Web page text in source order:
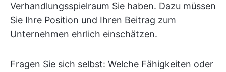
Verhandlungsspielraum Sie haben. Dazu müssen
Sie Ihre Position und Ihren Beitrag zum
Unternehmen ehrlich einschätzen.
Fragen Sie sich selbst: Welche Fähigkeiten oder